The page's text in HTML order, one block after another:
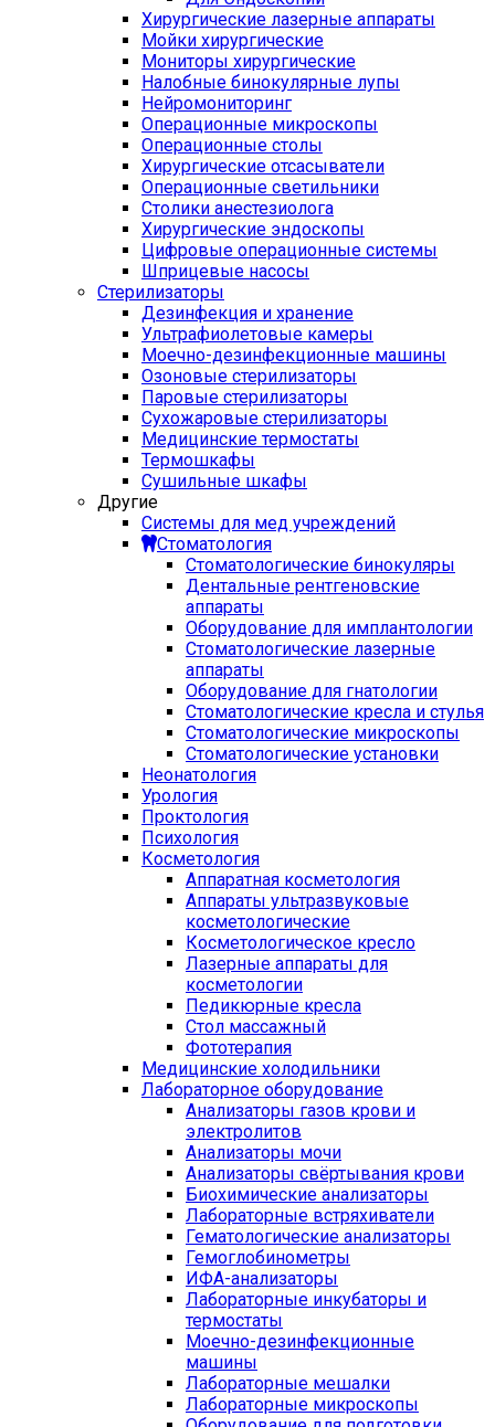
Хирургические лазерные аппараты
Мойки хирургические
Мониторы хирургические
Налобные бинокулярные лупы
Нейромониторинг
Операционные микроскопы
Операционные столы
Хирургические отсасыватели
Операционные светильники
Столики анестезиолога
Хирургические эндоскопы
Цифровые операционные системы
Шприцевые насосы
Стерилизаторы
Дезинфекция и хранение
Ультрафиолетовые камеры
Моечно-дезинфекционные машины
Озоновые стерилизаторы
Паровые стерилизаторы
Сухожаровые стерилизаторы
Медицинские термостаты
Термошкафы
Сушильные шкафы
Другие
Системы для мед учреждений
Стоматология
Стоматологические бинокуляры
Дентальные рентгеновские
аппараты
Оборудование для имплантологии
Стоматологические лазерные
аппараты
Оборудование для гнатологии
Стоматологические кресла и стулья
Стоматологические микроскопы
Стоматологические установки
Неонатология
Урология
Проктология
Психология
Косметология
Аппаратная косметология
Аппараты ультразвуковые
косметологические
Косметологическое кресло
Лазерные аппараты для
косметологии
Педикюрные кресла
Стол массажный
Фототерапия
Медицинские холодильники
Лабораторное оборудование
Анализаторы газов крови и
электролитов
Анализаторы мочи
Анализаторы свёртывания крови
Биохимические анализаторы
Лабораторные встряхиватели
Гематологические анализаторы
Гемоглобинометры
ИФА-анализаторы
Лабораторные инкубаторы и
термостаты
Моечно-дезинфекционные
машины
Лабораторные мешалки
Лабораторные микроскопы